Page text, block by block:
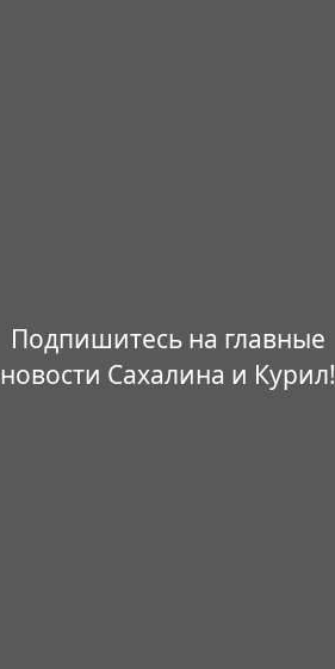
Подпишитесь на главные
новости Сахалина и Курил!